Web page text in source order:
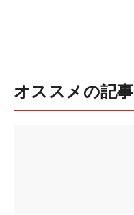
オススメの記事